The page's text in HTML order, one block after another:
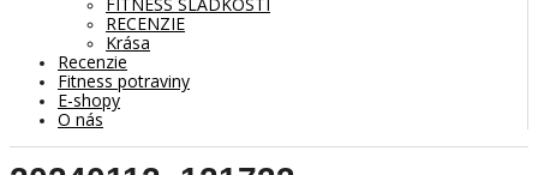
RECENZIE
Krása
Recenzie
Fitness potraviny
E-shopy
O nás